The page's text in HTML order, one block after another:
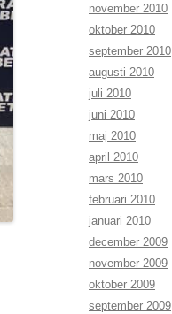
november 2010
oktober 2010
september 2010
augusti 2010
juli 2010
juni 2010
maj 2010
april 2010
mars 2010
februari 2010
januari 2010
december 2009
november 2009
oktober 2009
september 2009